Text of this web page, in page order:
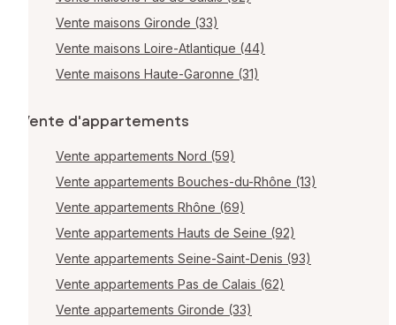
Vente maisons Gironde (33)
Vente maisons Loire-Atlantique (44)
Vente maisons Haute-Garonne (31)
Vente d'appartements
Vente appartements Nord (59)
Vente appartements Bouches-du-Rhône (13)
Vente appartements Rhône (69)
Vente appartements Hauts de Seine (92)
Vente appartements Seine-Saint-Denis (93)
Vente appartements Pas de Calais (62)
Vente appartements Gironde (33)